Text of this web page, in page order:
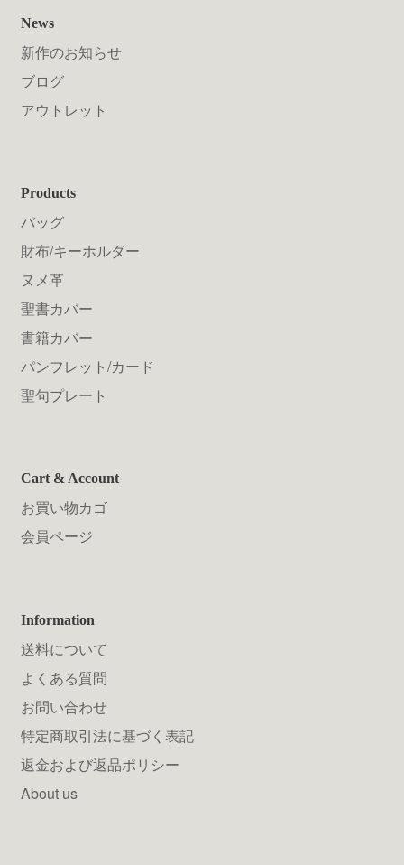
News
新作のお知らせ
ブログ
アウトレット
Products
バッグ
財布/キーホルダー
ヌメ革
聖書カバー
書籍カバー
パンフレット/カード
聖句プレート
Cart & Account
お買い物カゴ
会員ページ
Information
送料について
よくある質問
お問い合わせ
特定商取引法に基づく表記
返金および返品ポリシー
About us